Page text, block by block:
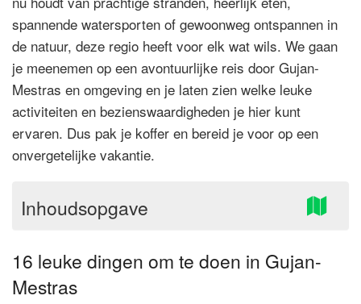
spannende watersporten of gewoonweg ontspannen in
de natuur, deze regio heeft voor elk wat wils. We gaan
je meenemen op een avontuurlijke reis door Gujan-
Mestras en omgeving en je laten zien welke leuke
activiteiten en bezienswaardigheden je hier kunt
ervaren. Dus pak je koffer en bereid je voor op een
onvergetelijke vakantie.
Inhoudsopgave
16 leuke dingen om te doen in Gujan-
Mestras